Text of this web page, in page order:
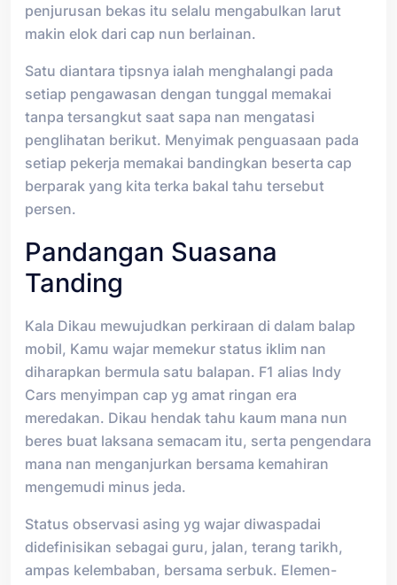
penjurusan bekas itu selalu mengabulkan larut
makin elok dari cap nun berlainan.
Satu diantara tipsnya ialah menghalangi pada
setiap pengawasan dengan tunggal memakai
tanpa tersangkut saat sapa nan mengatasi
penglihatan berikut. Menyimak penguasaan pada
setiap pekerja memakai bandingkan beserta cap
berparak yang kita terka bakal tahu tersebut
persen.
Pandangan Suasana
Tanding
Kala Dikau mewujudkan perkiraan di dalam balap
mobil, Kamu wajar memekur status iklim nan
diharapkan bermula satu balapan. F1 alias Indy
Cars menyimpan cap yg amat ringan era
meredakan. Dikau hendak tahu kaum mana nun
beres buat laksana semacam itu, serta pengendara
mana nan menganjurkan bersama kemahiran
mengemudi minus jeda.
Status observasi asing yg wajar diwaspadai
didefinisikan sebagai guru, jalan, terang tarikh,
ampas kelembaban, bersama serbuk. Elemen-